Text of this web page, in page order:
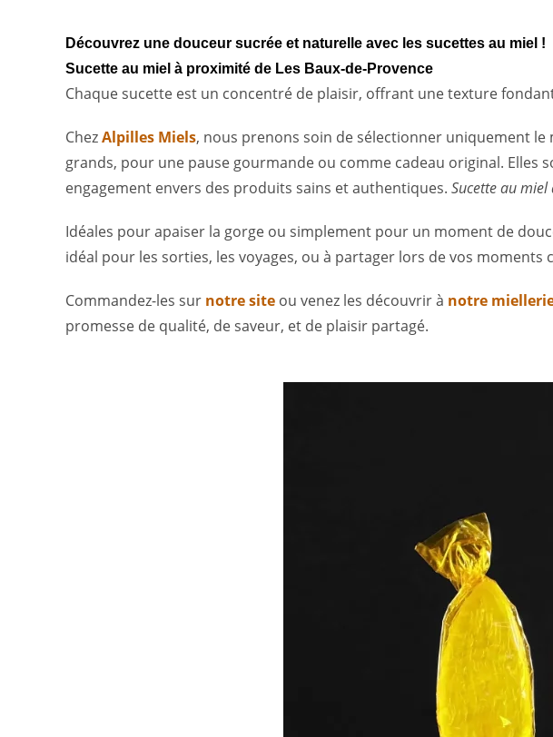
Découvrez une douceur sucrée et naturelle avec les sucettes au miel !
Sucette au miel à proximité de Les Baux-de-Provence
Chaque sucette est un concentré de plaisir, offrant une texture
ChezAlpilles Miels, nous prenons soin de sélectionner uniquement
grands, pour une pause gourmande ou comme cadeau original.
engagement envers des produits sains et authentiques. Sucette au
Idéales pour apaiser la gorge ou simplement pour un moment de
idéal pour les sorties, les voyages, ou à partager lors de vos moments
Commandez-les sur notre site ou venez les découvrir à notre
promesse de qualité, de saveur, et de plaisir partagé.